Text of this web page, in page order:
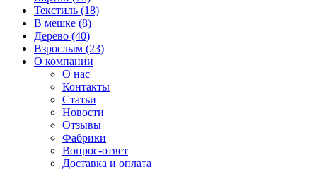
Текстиль (18)
В мешке (8)
Дерево (40)
Взрослым (23)
О компании
О нас
Контакты
Статьи
Новости
Отзывы
Фабрики
Вопрос-ответ
Доставка и оплата